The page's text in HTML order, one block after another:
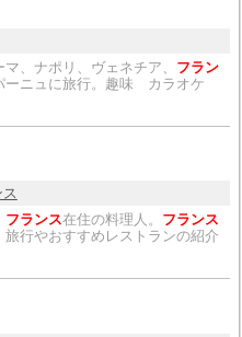
、ナポリ、ヴェネチア、 フラン
ーニュに旅行。趣味 カラオケ
ス
フランス在住の料理人。 フランス
行やおすすめレストランの紹介